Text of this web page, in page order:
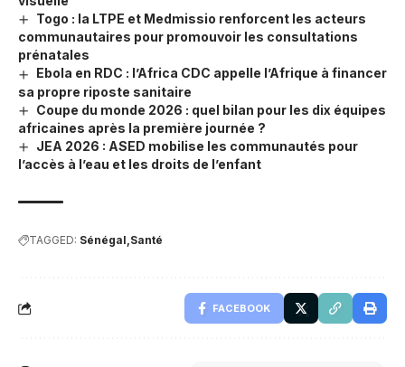
Togo : la LTPE et Medmissio renforcent les acteurs
communautaires pour promouvoir les consultations
prénatales
Ebola en RDC : l’Africa CDC appelle l’Afrique à financer
sa propre riposte sanitaire
Coupe du monde 2026 : quel bilan pour les dix équipes
africaines après la première journée ?
JEA 2026 : ASED mobilise les communautés pour
l’accès à l’eau et les droits de l’enfant
TAGGED: Sénégal Santé
FACEBOOK